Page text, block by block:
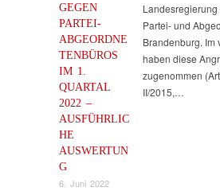
GEGEN
PARTEI-
ABGEORDNE
TENBÜROS
IM 1.
QUARTAL
2022 –
AUSFÜHRLIC
HE
AUSWERTUN
G
6. Juni 2022
Partei- und
Brandenburg. Im
haben diese
zugenommen
II/2015,…